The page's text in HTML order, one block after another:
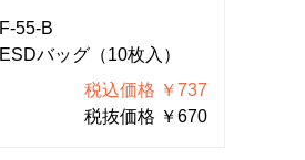
F-55-B
ESDバッグ（10枚入）
税込価格 ￥737
税抜価格 ￥670